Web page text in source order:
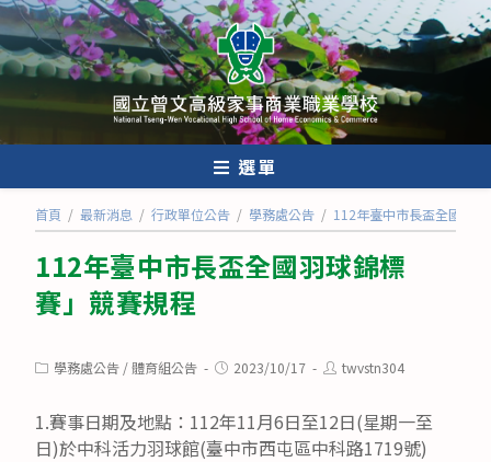
跳
轉
至
內
選單
首頁 / 最新消息 / 行政單位公告 / 學務處公告 / 112年臺中市長盃全國羽
112年臺中市長盃全國羽球錦標
賽」競賽規程
Post學務處公告 /體育組公告
Post2023/10/17
Posttwvstn304
1.賽事日期及地點：112年11月6日至12日(星期一至
日)於中科活力羽球館(臺中市西屯區中科路1719號)